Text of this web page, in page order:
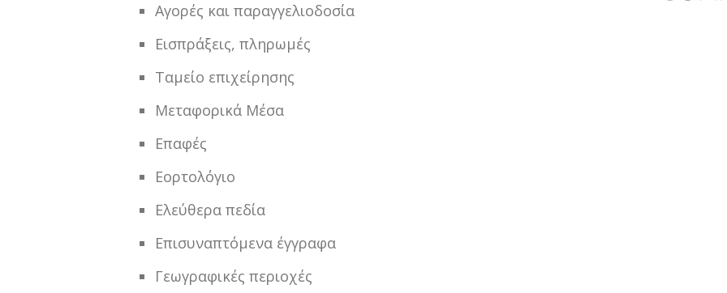
Αγορές και παραγγελιοδοσία
Εισπράξεις, πληρωμές
Ταμείο επιχείρησης
Μεταφορικά Μέσα
Επαφές
Εορτολόγιο
Ελεύθερα πεδία
Επισυναπτόμενα έγγραφα
Γεωγραφικές περιοχές